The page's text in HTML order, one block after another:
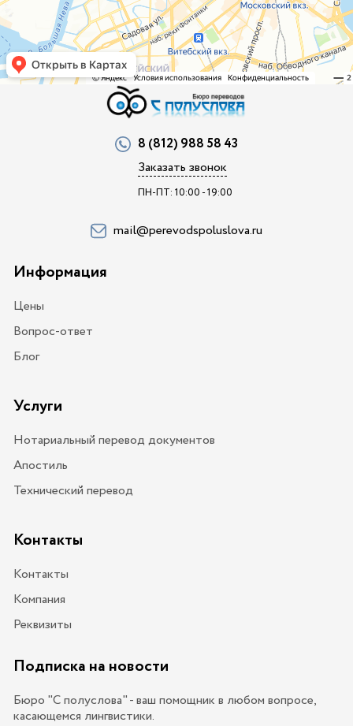
8 (812) 988 58 43
Заказать звонок
ПН-ПТ: 10:00 - 19:00
mail@perevodspoluslova.ru
Информация
Цены
Вопрос-ответ
Блог
Услуги
Нотариальный перевод документов
Апостиль
Технический перевод
Контакты
Контакты
Компания
Реквизиты
Подписка на новости
Бюро "С полуслова" - ваш помощник в любом вопросе,
касающемся лингвистики.